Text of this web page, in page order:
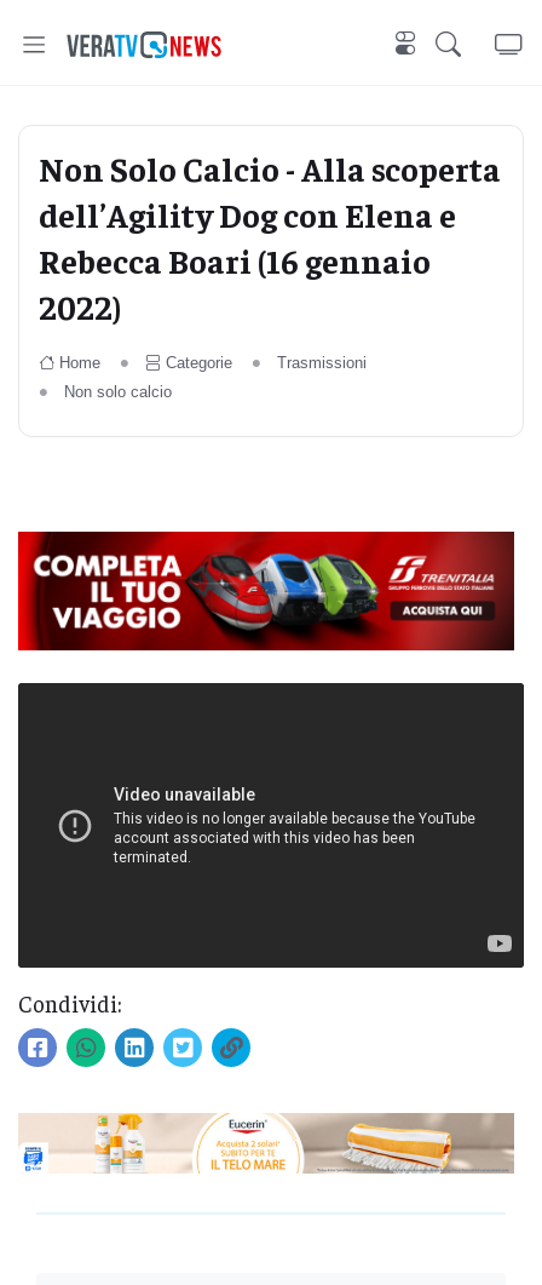
Non Solo Calcio - Alla scoperta
dell’Agility Dog con Elena e
Rebecca Boari (16 gennaio
2022)
Home Categorie
Trasmissioni
Non solo calcio
Condividi: